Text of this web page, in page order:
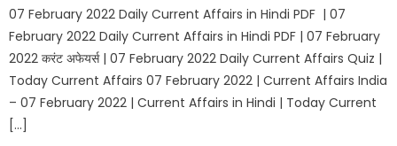
07 February 2022 Daily Current Affairs in Hindi PDF | 07
February 2022 Daily Current Affairs in Hindi PDF | 07 February
2022 करंट अफेयर्स | 07 February 2022 Daily Current Affairs Quiz |
Today Current Affairs 07 February 2022 | Current Affairs India
– 07 February 2022 | Current Affairs in Hindi | Today Current
[…]